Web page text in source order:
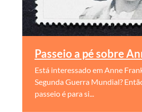
Passeio a pé sobre
Está interessado em Anne
Segunda Guerra Mundial?
passeio é para si...